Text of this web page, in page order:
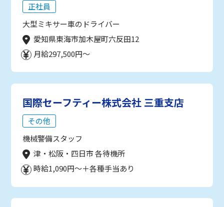
正社員
大型ミキサー車のドライバー
愛知県東海市加木屋町六反田12
月給297,500円～
国際セーフティー株式会社 三重支店
その他
機械警備スタッフ
津・松阪・四日市 各待機所
時給1,090円～＋各種手当あり